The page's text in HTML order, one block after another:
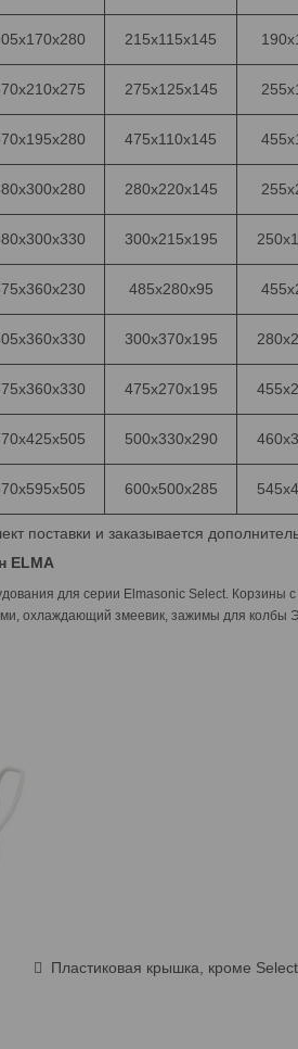
215x115x145
275x125x145
475x110x145
280x220x145
300x215x195
485x280x95
300x370x195
475x270x195
500x330x290
600x500x285
поставки и заказывается
ELMA
для серии Elmasonic Select. Корзины
охлаждающий змеевик, зажимы для колбы
 Пластиковая крышка, кроме